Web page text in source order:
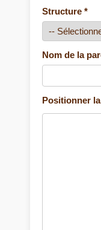
Structure *
Nom de la
Positionner